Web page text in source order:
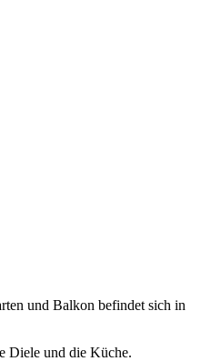
und Balkon befindet sich in
Diele und die Küche.